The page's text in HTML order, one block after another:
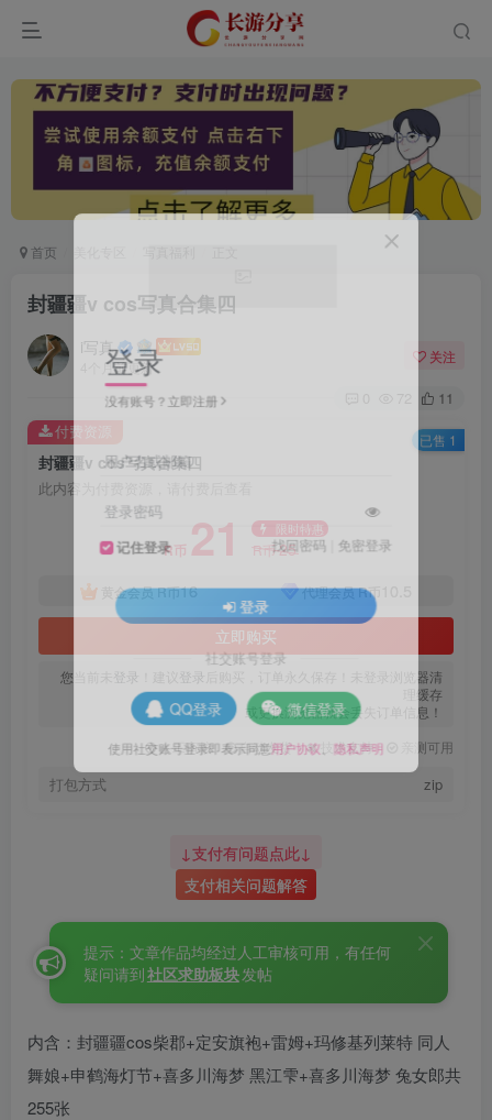
首页
封疆疆v cos写真合集四
i写真
4个月前更新
关注
11
封疆疆v cos写真合集四
此内容为付费资源，请付费后查看
R币 21 限时特惠
R币25
黄金会员R币16 代理会员R币
立即购买
您当前未 登录 登录
后购买，订单永久保存！未登录浏览器清
理缓存
或更换浏览器就会丢失订单信息！
人工审核
自动发货 技术支持 亲测可用
打包方式 zip
付费资源 已售 1
↓支付有问题点此↓
支付相关问题解答
提示：文章作品均经过人工审核可用，有任何
疑问请到社区求助板块发帖
内含：封疆疆cos柴郡+定安旗袍+雷姆+玛修基列莱特 同人
舞娘+申鹤海灯节+喜多川海梦 黑江雫+喜多川海梦 兔女郎共
255张
登录
没有账号？立即注册
用户名或邮箱
登录密码
记住登录 找回密码 |免密登录
登录
社交账号登录
QQ登录 微信登录
使用社交账号登录即表示同意用户协议 、隐私声明